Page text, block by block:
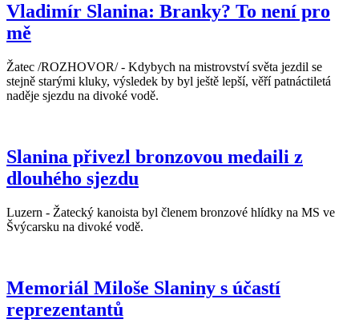
Vladimír Slanina: Branky? To není pro
mě
Žatec /ROZHOVOR/ - Kdybych na mistrovství světa jezdil se
stejně starými kluky, výsledek by byl ještě lepší, věří patnáctiletá
naděje sjezdu na divoké vodě.
Slanina přivezl bronzovou medaili z
dlouhého sjezdu
Luzern - Žatecký kanoista byl členem bronzové hlídky na MS ve
Švýcarsku na divoké vodě.
Memoriál Miloše Slaniny s účastí
reprezentantů